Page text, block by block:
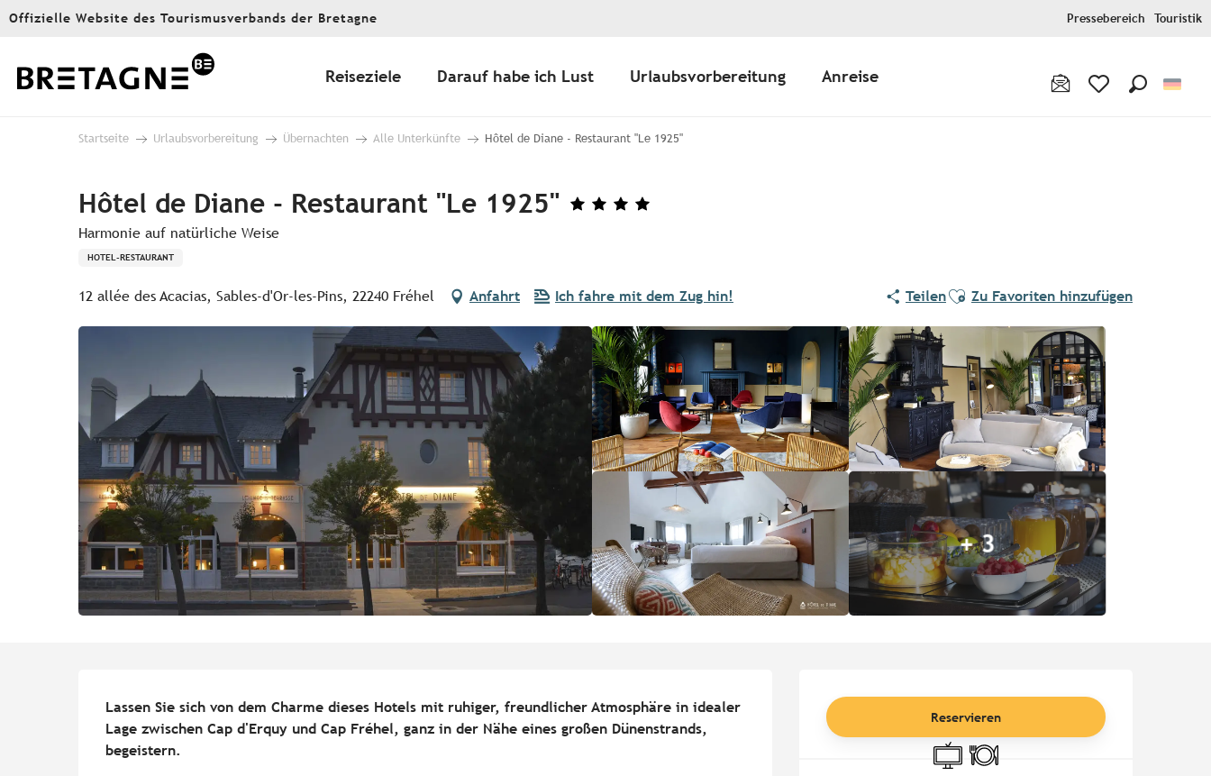
Aller
principal
Offizielle Website des Tourismusverbands der Bretagne Pressebereich Touristik
Reiseziele Darauf habe ich Lust Urlaubsvorbereitung Anreise
Startseite Urlaubsvorbereitung Übernachten Alle Unterkünfte Hôtel de Diane - Restaurant "Le 1925"
Hôtel de Diane - Restaurant "Le 1925"
Harmonie auf natürliche Weise
HOTEL-RESTAURANT
12 allée des Acacias, Sables-d'Or-les-Pins, 22240 Fréhel Anfahrt Ich fahre mit dem Zug hin! TeilenAjouter aux favoris
Zu Favoriten hinzufügen
+ 3
Öffnungszeiten &
Reservieren
FernsehenRestaurant
Lassen Sie sich von dem Charme dieses Hotels mit ruhiger, freundlicher Atmosphäre in idealer
Lage zwischen Cap d'Erquy und Cap Fréhel, ganz in der Nähe eines großen Dünenstrands,
begeistern.